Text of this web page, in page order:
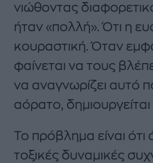
νιώθοντας
ήταν «πολλή». Ότι η
κουραστική. Όταν
φαίνεται να τους
να αναγνωρίζει αυτό
αόρατο,
Το πρόβλημα είναι
τοξικές δυναμικές